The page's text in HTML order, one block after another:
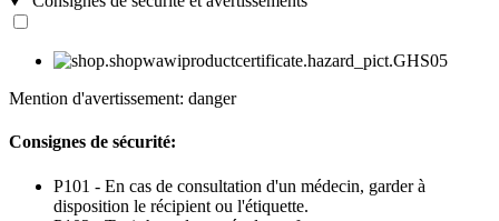
Mention d'avertissement: danger
Consignes de sécurité:
P101 - En cas de consultation d'un médecin, garder à
disposition le récipient ou l'étiquette.